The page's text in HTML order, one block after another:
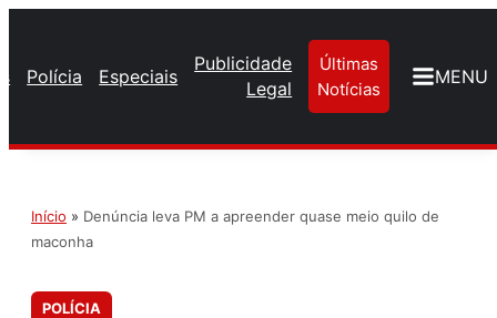
Polícia Especiais
Publicidade
Legal
Últimas
Notícias
MENU
Início » Denúncia leva PM a apreender quase meio quilo de
maconha
POLÍCIA